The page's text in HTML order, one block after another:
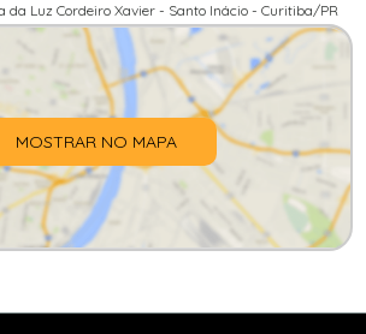
da Luz Cordeiro Xavier - Santo Inácio - Curitiba/PR
MOSTRAR NO MAPA